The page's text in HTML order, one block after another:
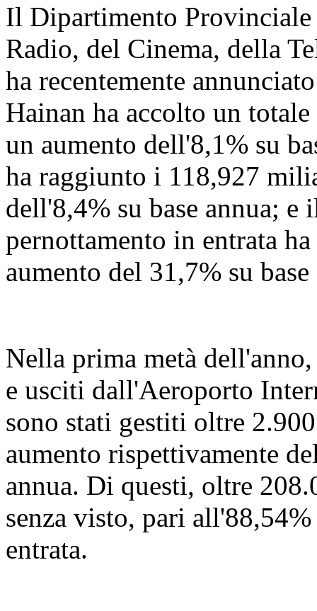
Il Dipartimento
Radio, del Cinema, della
ha recentemente
Hainan ha accolto un
un aumento dell'8,1% su
ha raggiunto i 118,927
dell'8,4% su base annua;
pernottamento in entrata
aumento del 31,7% su base
Nella prima metà
e usciti dall'Aeroporto
sono stati gestiti oltre
aumento rispettivamente
annua. Di questi, oltre
senza visto, pari
entrata.